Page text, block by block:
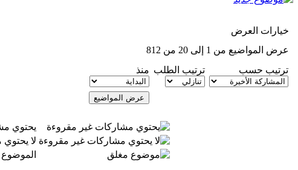
خيارات العرض
عرض المواضيع من 1 إلى 20 من 812
ترتيب حسب
ترتيب الطلب منذ
يحتوي
لا